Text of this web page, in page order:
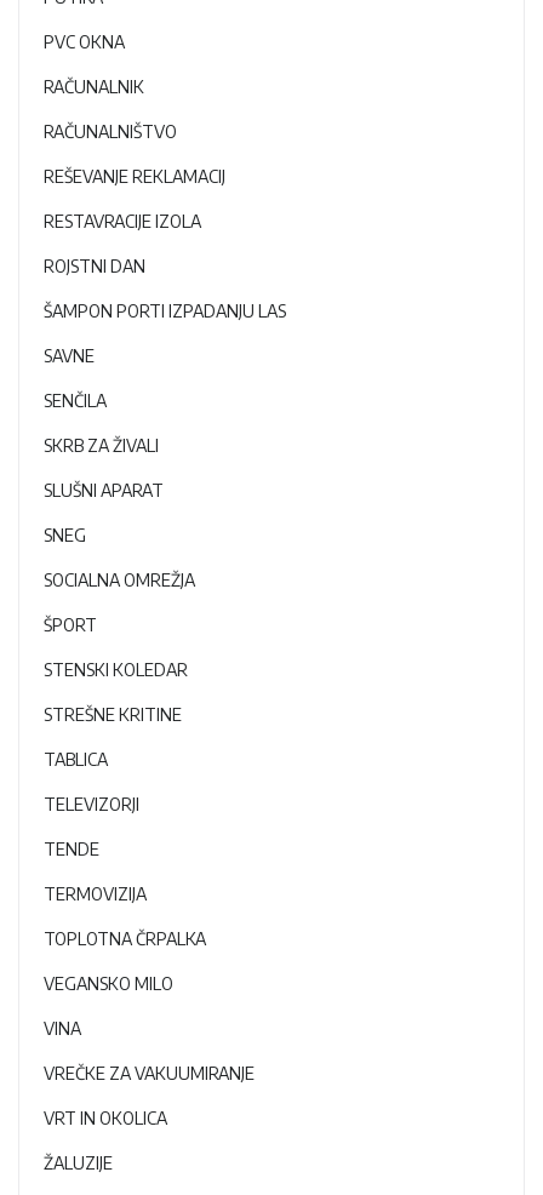
PVC OKNA
RAČUNALNIK
RAČUNALNIŠTVO
REŠEVANJE REKLAMACIJ
RESTAVRACIJE IZOLA
ROJSTNI DAN
ŠAMPON PORTI IZPADANJU LAS
SAVNE
SENČILA
SKRB ZA ŽIVALI
SLUŠNI APARAT
SNEG
SOCIALNA OMREŽJA
ŠPORT
STENSKI KOLEDAR
STREŠNE KRITINE
TABLICA
TELEVIZORJI
TENDE
TERMOVIZIJA
TOPLOTNA ČRPALKA
VEGANSKO MILO
VINA
VREČKE ZA VAKUUMIRANJE
VRT IN OKOLICA
ŽALUZIJE